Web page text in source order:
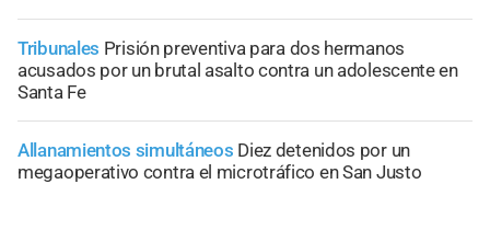
Tribunales Prisión preventiva para dos hermanos
acusados por un brutal asalto contra un adolescente en
Santa Fe
Allanamientos simultáneos Diez detenidos por un
megaoperativo contra el microtráfico en San Justo